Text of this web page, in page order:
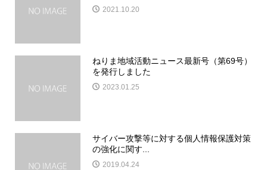
2021.10.20
ねりま地域活動ニュース最新号（第69号）
を発行しました
2023.01.25
サイバー攻撃等に対する個人情報保護対策
の強化に関す...
2019.04.24